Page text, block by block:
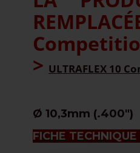
> ULTRAFLEX 10
Ø 10,3mm (.400")
FICHE